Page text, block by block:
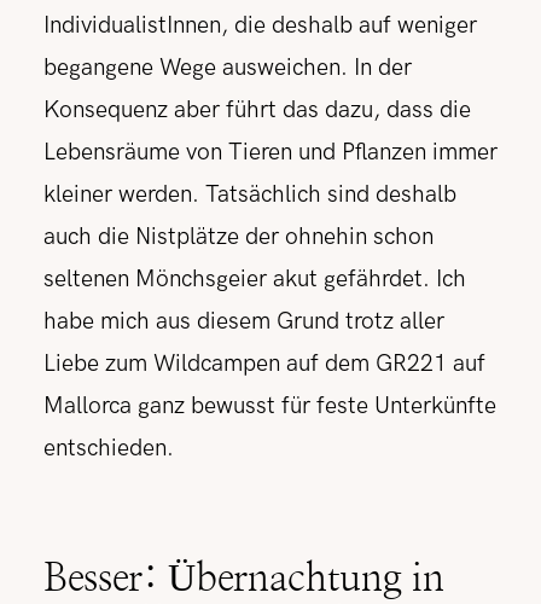
IndividualistInnen, die deshalb auf weniger
begangene Wege ausweichen. In der
Konsequenz aber führt das dazu, dass die
Lebensräume von Tieren und Pflanzen immer
kleiner werden. Tatsächlich sind deshalb
auch die Nistplätze der ohnehin schon
seltenen Mönchsgeier akut gefährdet. Ich
habe mich aus diesem Grund trotz aller
Liebe zum Wildcampen auf dem GR221 auf
Mallorca ganz bewusst für feste Unterkünfte
entschieden.
Besser: Übernachtung in